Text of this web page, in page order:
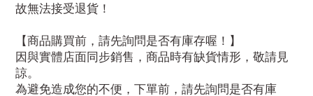
故無法接受退貨！
【商品購買前，請先詢問是否有庫存喔！】
因與實體店面同步銷售，商品時有缺貨情形，敬請見
諒。
為避免造成您的不便，下單前，請先詢問是否有庫